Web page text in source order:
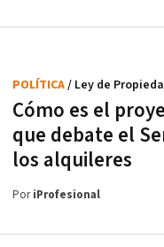
Cómo es el
que debate el
los alquileres
POLÍTICA/ Ley de
PoriProfesional